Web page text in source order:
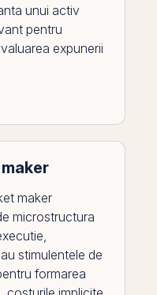
unui activ
pentru
expunerii
maker
microstructura
stimulentele de
formarea